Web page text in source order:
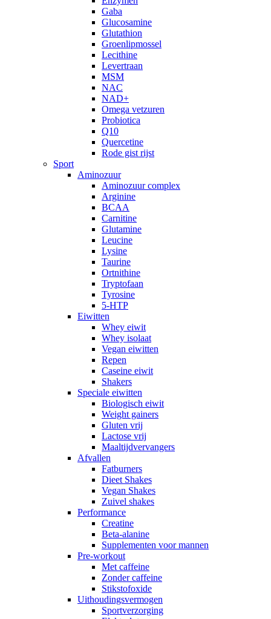
Gaba
Glucosamine
Glutathion
Groenlipmossel
Lecithine
Levertraan
MSM
NAC
NAD+
Omega vetzuren
Probiotica
Q10
Quercetine
Rode gist rijst
Sport
Aminozuur
Aminozuur complex
Arginine
BCAA
Carnitine
Glutamine
Leucine
Lysine
Taurine
Ortnithine
Tryptofaan
Tyrosine
5-HTP
Eiwitten
Whey eiwit
Whey isolaat
Vegan eiwitten
Repen
Caseine eiwit
Shakers
Speciale eiwitten
Biologisch eiwit
Weight gainers
Gluten vrij
Lactose vrij
Maaltijdvervangers
Afvallen
Fatburners
Dieet Shakes
Vegan Shakes
Zuivel shakes
Performance
Creatine
Beta-alanine
Supplementen voor mannen
Pre-workout
Met caffeine
Zonder caffeine
Stikstofoxide
Uithoudingsvermogen
Sportverzorging